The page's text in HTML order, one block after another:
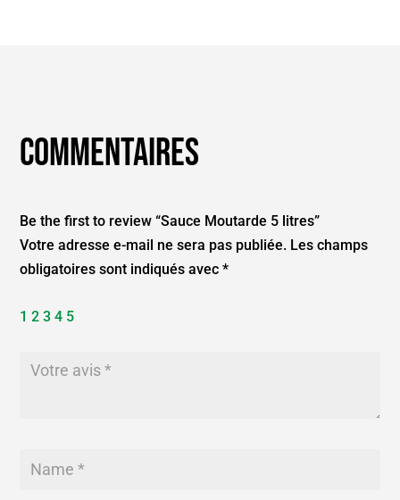
Commentaires
Be the first to review “Sauce Moutarde 5 litres”
Votre adresse e-mail ne sera pas publiée. Les champs
obligatoires sont indiqués avec*
1 2 3 4 5